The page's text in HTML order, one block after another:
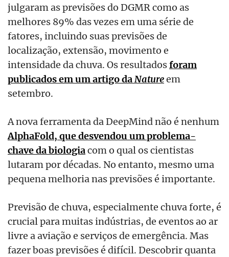
julgaram as previsões do DGMR como as
melhores 89% das vezes em uma série de
fatores, incluindo suas previsões de
localização, extensão, movimento e
intensidade da chuva. Os resultadosforam
publicados em um artigo daNatureem
setembro.
A nova ferramenta da DeepMind não é nenhum
AlphaFold, que desvendou um problema-
chave da biologiacom o qual os cientistas
lutaram por décadas. No entanto, mesmo uma
pequena melhoria nas previsões é importante.
Previsão de chuva, especialmente chuva forte, é
crucial para muitas indústrias, de eventos ao ar
livre a aviação e serviços de emergência. Mas
fazer boas previsões é difícil. Descobrir quanta